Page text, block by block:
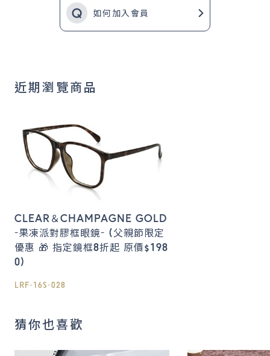
如何加入會員
近期瀏覽商品
CLEAR＆CHAMPAGNE GOLD
-果凍派對膠框眼鏡- (父親節限定
優惠 🎁 指定鏡框8折起 原價$198
0)
LRF-16S-028
猜你也喜歡